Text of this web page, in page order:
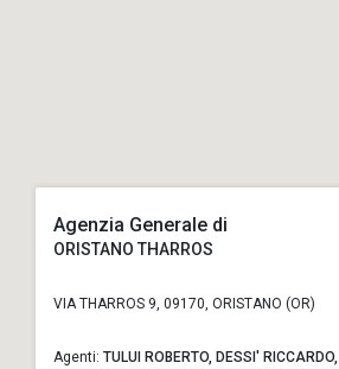
Agenzia Generale di
ORISTANO THARROS
VIA THARROS 9, 09170, ORISTANO (OR)
Agenti: TULUI ROBERTO, DESSI' RICCARDO,